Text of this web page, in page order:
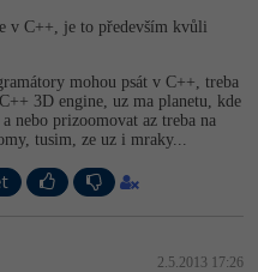
v C++, je to především kvůli
mohou psát v C++, treba
3D engine, uz ma planetu, kde
nebo prizoomovat az treba na
tusim, ze uz i mraky...
2.5.2013 17:26